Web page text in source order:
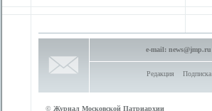
e-mail: news@jmp.ru
Редакция Подписка
© Журнал Московской Патриархии